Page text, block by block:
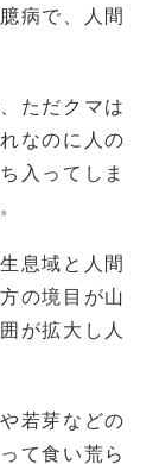
病で、人間
ただクマは
なのに人の
入ってしま
息域と人間
の境目が山
が拡大し人
若芽などの
て食い荒ら